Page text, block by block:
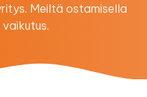
Meiltä ostamisella